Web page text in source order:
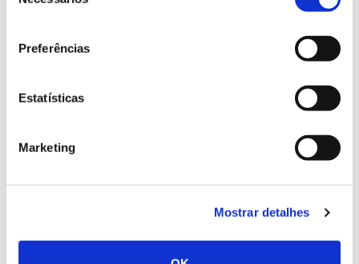
Preferências
Estatísticas
Marketing
Mostrar detalhes
Há uma certa sobreposição entre as funções
das margens, participação na cadeia alimentar) e os
agentes de controlo de pragas agrícolas).
Os serviços referem-se ao bem-estar humano e não
CICES(Common International Classification of
) como um serviço intermediário ou